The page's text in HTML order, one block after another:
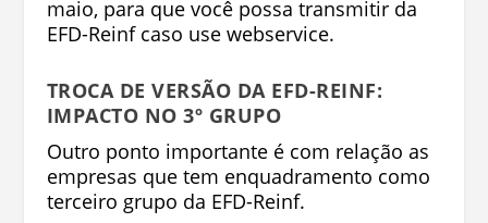
maio, para que você possa transmitir da
EFD-Reinf caso use webservice.
TROCA DE VERSÃO DA EFD-REINF:
IMPACTO NO 3º GRUPO
Outro ponto importante é com relação as
empresas que tem enquadramento como
terceiro grupo da EFD-Reinf.